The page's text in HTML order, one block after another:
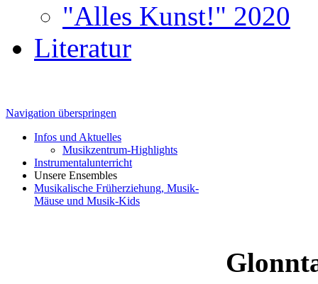
"Alles Kunst!" 2020
Literatur
Navigation überspringen
Infos und Aktuelles
Musikzentrum-Highlights
Instrumentalunterricht
Unsere Ensembles
Musikalische Früherziehung, Musik-
Mäuse und Musik-Kids